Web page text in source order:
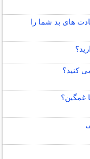
های بد شما را
کنید؟
غمگين؟